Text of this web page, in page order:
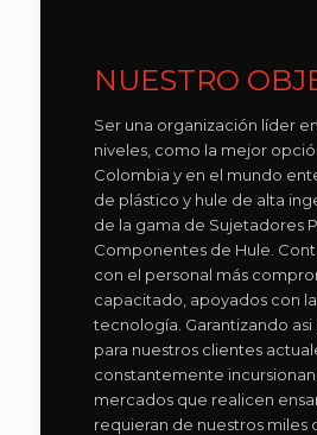
NUESTRO
Ser una organización líder
niveles, como la mejor
Colombia y en el mundo
de plástico y hule de alta
de la gama de Sujetadores
Componentes de Hule.
con el personal más
capacitado, apoyados con
tecnología. Garantizando asi
para nuestros clientes
constantemente
mercados que realicen
requieran de nuestros miles